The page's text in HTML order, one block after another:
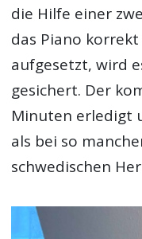
die Hilfe einer
das Piano
aufgesetzt, wird
gesichert. Der
Minuten erledigt
als bei so
schwedischen